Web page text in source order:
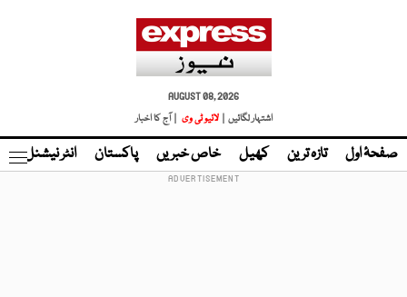
AUGUST 08, 2026
اشتہار لگائیں |
لائیو ٹی وی | آج کا اخبار
صفحۂ اول تازہ ترین کھیل خاص خبریں پاکستان انٹر نیشنل